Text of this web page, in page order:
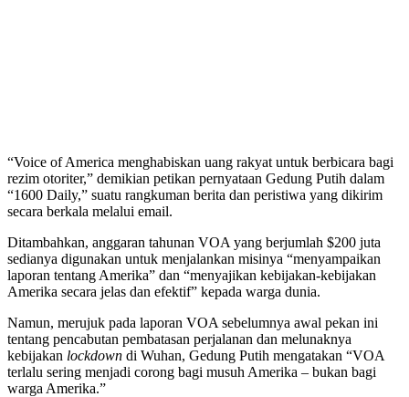
“Voice of America menghabiskan uang rakyat untuk berbicara bagi
rezim otoriter,” demikian petikan pernyataan Gedung Putih dalam
“1600 Daily,” suatu rangkuman berita dan peristiwa yang dikirim
secara berkala melalui email.
Ditambahkan, anggaran tahunan VOA yang berjumlah $200 juta
sedianya digunakan untuk menjalankan misinya “menyampaikan
laporan tentang Amerika” dan “menyajikan kebijakan-kebijakan
Amerika secara jelas dan efektif” kepada warga dunia.
Namun, merujuk pada laporan VOA sebelumnya awal pekan ini
tentang pencabutan pembatasan perjalanan dan melunaknya
kebijakan lockdown di Wuhan, Gedung Putih mengatakan “VOA
terlalu sering menjadi corong bagi musuh Amerika – bukan bagi
warga Amerika.”